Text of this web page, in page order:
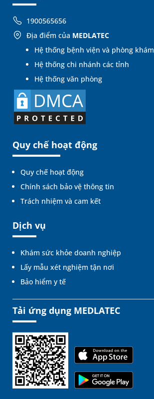
1900565656
Địa điểm của MEDLATEC
Hệ thống bệnh viện và phòng khám
Hệ thống chi nhánh các tỉnh
Hệ thống văn phòng
Quy chế hoạt động
Quy chế hoạt động
Chính sách bảo vệ thông tin
Trách nhiệm và cam kết
Dịch vụ
Khám sức khỏe doanh nghiệp
Lấy mẫu xét nghiệm tận nơi
Bảo hiểm y tế
Tải ứng dụng MEDLATEC